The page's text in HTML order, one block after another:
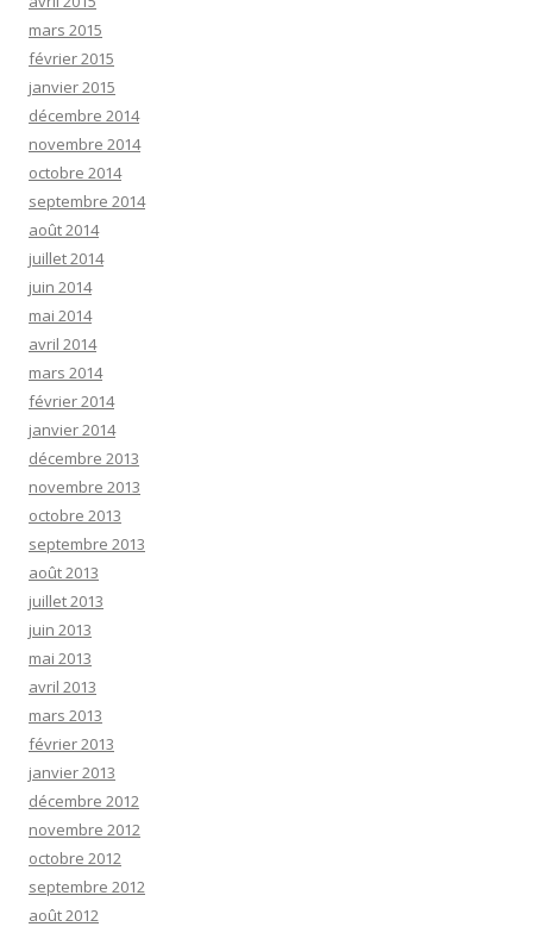
mars 2015
février 2015
janvier 2015
décembre 2014
novembre 2014
octobre 2014
septembre 2014
août 2014
juillet 2014
juin 2014
mai 2014
avril 2014
mars 2014
février 2014
janvier 2014
décembre 2013
novembre 2013
octobre 2013
septembre 2013
août 2013
juillet 2013
juin 2013
mai 2013
avril 2013
mars 2013
février 2013
janvier 2013
décembre 2012
novembre 2012
octobre 2012
septembre 2012
août 2012